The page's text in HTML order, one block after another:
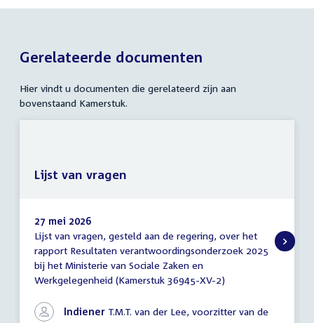
Gerelateerde documenten
Hier vindt u documenten die gerelateerd zijn aan
bovenstaand Kamerstuk.
Lijst
van
vragen
27 mei 2026
Lijst van vragen, gesteld aan de regering, over het
rapport Resultaten verantwoordingsonderzoek 2025
bij het Ministerie van Sociale Zaken en
Werkgelegenheid (Kamerstuk 36945-XV-2)
Indiener T.M.T. van der Lee, voorzitter van de
Lijst van vragen